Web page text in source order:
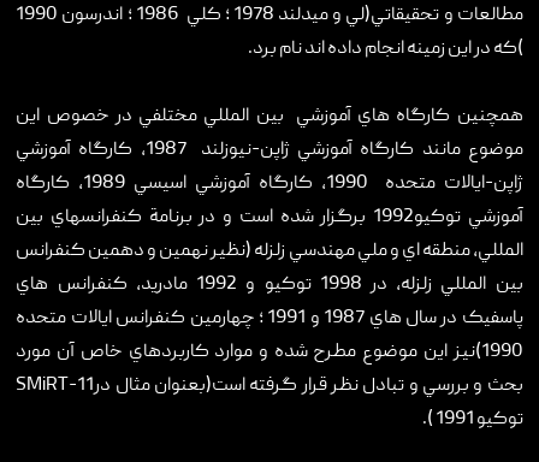
مطالعات و تحقيقاتي(لي و ميدلند 1978 ؛ کلي 1986 ؛ اندرسون 1990
)که در اين زمينه انجام داده اند نام برد.
همچنين کارگاه هاي آموزشي بين المللي مختلفي در خصوص اين
موضوع مانند کارگاه آموزشي ژاپن-نيوزلند 1987، کارگاه آموزشي
ژاپن-ايالات متحده 1990، کارگاه آموزشي اسيسي 1989، کارگاه
آموزشي توکيو1992 برگزار شده است و در برنامة کنفرانسهاي بين
المللي، منطقه اي و ملي مهندسي زلزله (نظير نهمين و دهمين کنفرانس
بين المللي زلزله، در 1998 توکيو و 1992 مادريد، کنفرانس هاي
پاسفيک در سال هاي 1987 و 1991 ؛ چهارمين کنفرانس ايالات متحده
1990)نيز اين موضوع مطرح شده و موارد کاربردهاي خاص آن مورد
بحث و بررسي و تبادل نظر قرار گرفته است(بعنوان مثال درSMiRT-11
توکيو 1991 ).